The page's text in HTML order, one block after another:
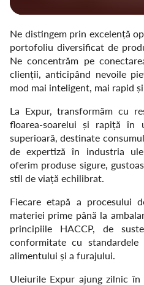
Ne distingem prin excelență
portofoliu diversificat de
Ne concentrăm pe
clienții, anticipând nevoile
mod mai inteligent, mai rapid
La Expur, transformăm cu
floarea-soarelui și rapiță în
superioară, destinate
de expertiză în industria
oferim produse sigure,
stil de viață echilibrat.
Fiecare etapă a procesului
materiei prime până la
principiile HACCP, de
conformitate cu
alimentului și a furajului.
Uleiurile Expur ajung zilnic în